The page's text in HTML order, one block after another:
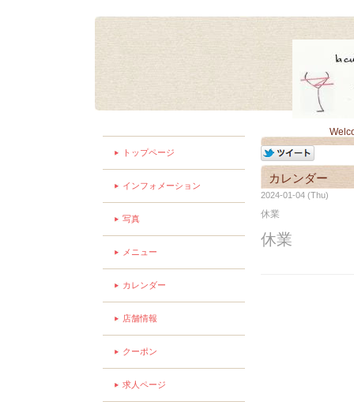
カレンダー
2024-01-04 (Thu)
休業
休業
トップページ
インフォメーション
写真
メニュー
カレンダー
店舗情報
クーポン
求人ページ